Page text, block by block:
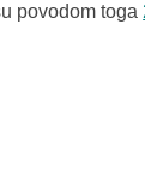
povodom toga